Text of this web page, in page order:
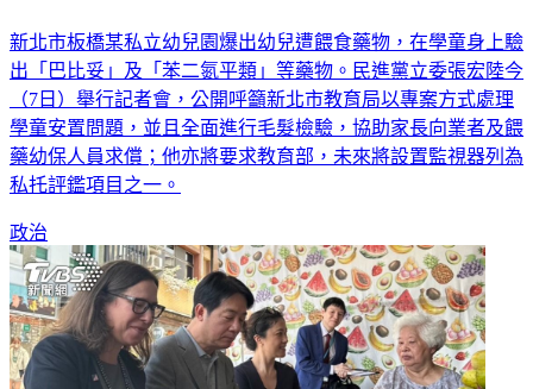
新北市板橋某私立幼兒園爆出幼兒遭餵食藥物，在學童身上驗
出「巴比妥」及「苯二氮平類」等藥物。民進黨立委張宏陸今
（7日）舉行記者會，公開呼籲新北市教育局以專案方式處理
學童安置問題，並且全面進行毛髮檢驗，協助家長向業者及餵
藥幼保人員求償；他亦將要求教育部，未來將設置監視器列為
私托評鑑項目之一。
政治